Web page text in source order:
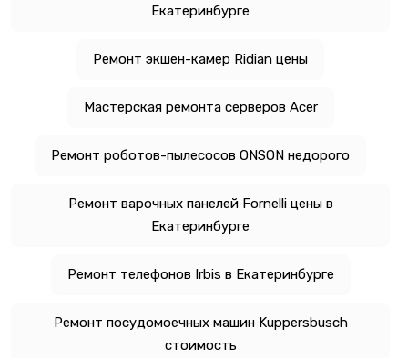
Екатеринбурге
Ремонт экшен-камер Ridian цены
Мастерская ремонта серверов Acer
Ремонт роботов-пылесосов ONSON недорого
Ремонт варочных панелей Fornelli цены в
Екатеринбурге
Ремонт телефонов Irbis в Екатеринбурге
Ремонт посудомоечных машин Kuppersbusch
стоимость